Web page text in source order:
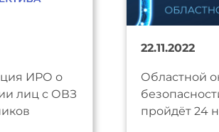
ИРО о
лиц с ОВЗ
22.11.2022
Областной
пройдёт 24